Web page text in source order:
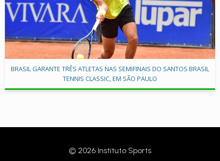
BRASIL GARANTE TRÊS ATLETAS NAS SEMIFINAIS DO SANTOS BRASIL
TENNIS CLASSIC, EM SÃO PAULO
© 2026 Instituto Sports